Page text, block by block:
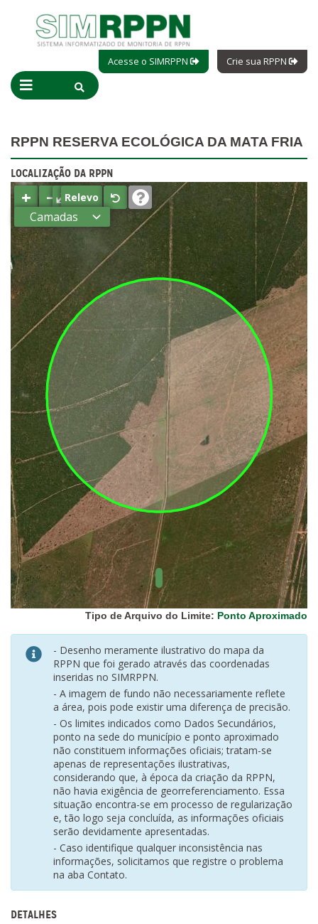
Acesse o SIMRPPN Crie sua RPPN
RPPN RESERVA ECOLÓGICA DA MATA FRIA
LOCALIZAÇÃO DA RPPN
+ −⤢Relevo
Camadas
Estados
Municípios
Terras
indígenas
(FUNAI)
UC Federal
UC Estaduais
UC
Municipais
Hidrografia
1:1.000.000
(ANA)
Biomas
(IBGE)
Vegetação
(IBGE)
Rodovias
(IBGE)
Relevo
(IBGE)
Tipo de Arquivo do Limite: Ponto Aproximado
- Desenho meramente ilustrativo do mapa da
RPPN que foi gerado através das coordenadas
inseridas no SIMRPPN.
- A imagem de fundo não necessariamente reflete
a área, pois pode existir uma diferença de precisão.
- Os limites indicados como Dados Secundários,
ponto na sede do município e ponto aproximado
não constituem informações oficiais; tratam-se
apenas de representações ilustrativas,
considerando que, à época da criação da RPPN,
não havia exigência de georreferenciamento. Essa
situação encontra-se em processo de regularização
e, tão logo seja concluída, as informações oficiais
serão devidamente apresentadas.
- Caso identifique qualquer inconsistência nas
informações, solicitamos que registre o problema
na aba Contato.
DETALHES